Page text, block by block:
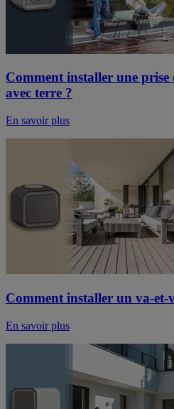
Comment installer une
avec terre ?
En savoir plus
Comment installer un va-
En savoir plus